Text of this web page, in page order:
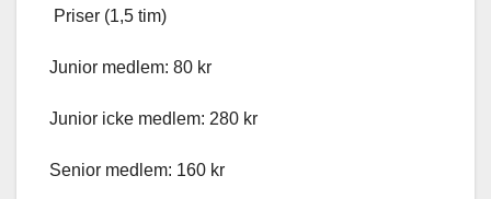
Priser (1,5 tim)
Junior medlem: 80 kr
Junior icke medlem: 280 kr
Senior medlem: 160 kr